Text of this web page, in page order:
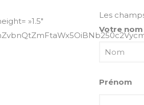
»1.5″
Les
Votre nom
Prénom